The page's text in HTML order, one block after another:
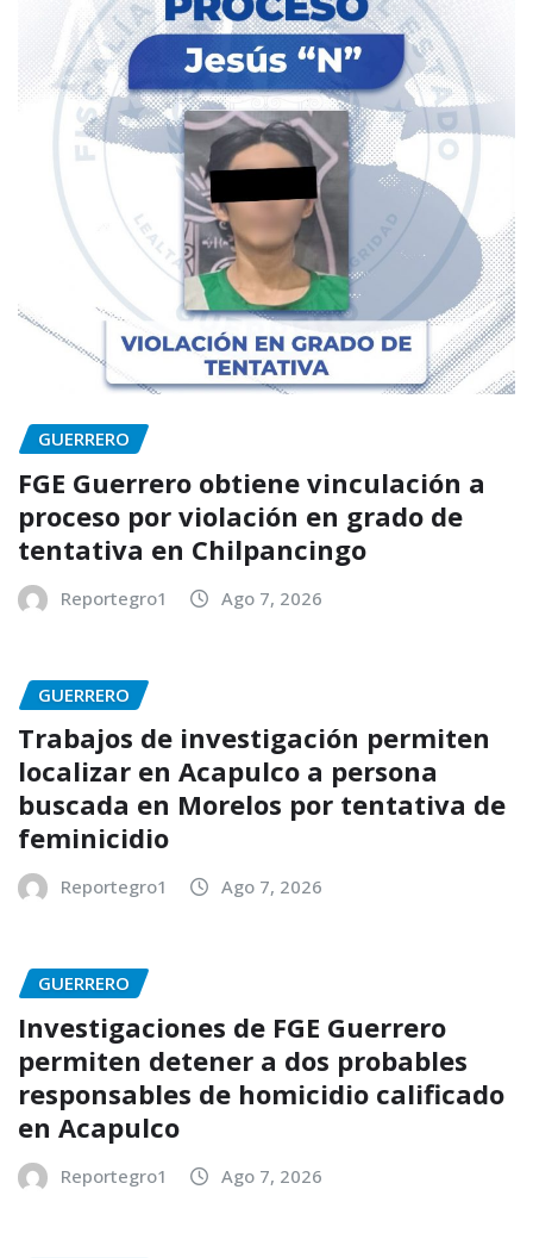
GUERRERO
FGE Guerrero obtiene vinculación a
proceso por violación en grado de
tentativa en Chilpancingo
Reportegro1 Ago 7, 2026
GUERRERO
Trabajos de investigación permiten
localizar en Acapulco a persona
buscada en Morelos por tentativa de
feminicidio
Reportegro1 Ago 7, 2026
GUERRERO
Investigaciones de FGE Guerrero
permiten detener a dos probables
responsables de homicidio calificado
en Acapulco
Reportegro1 Ago 7, 2026